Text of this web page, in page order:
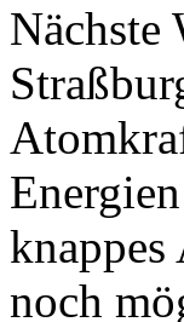
Nächste
noch